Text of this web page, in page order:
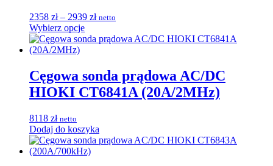
wybrać
na
stronie
produktu
2358 zł – 2939 złZakres
od
2939 zł
netto
Wybierz opcjeTen
produkt
wariantów.
Opcje
można
stronie
produktu
Cęgowa sonda prądowa AC/DC
HIOKI CT6841A (20A/2MHz)
8118 zł netto
Dodaj do koszyka